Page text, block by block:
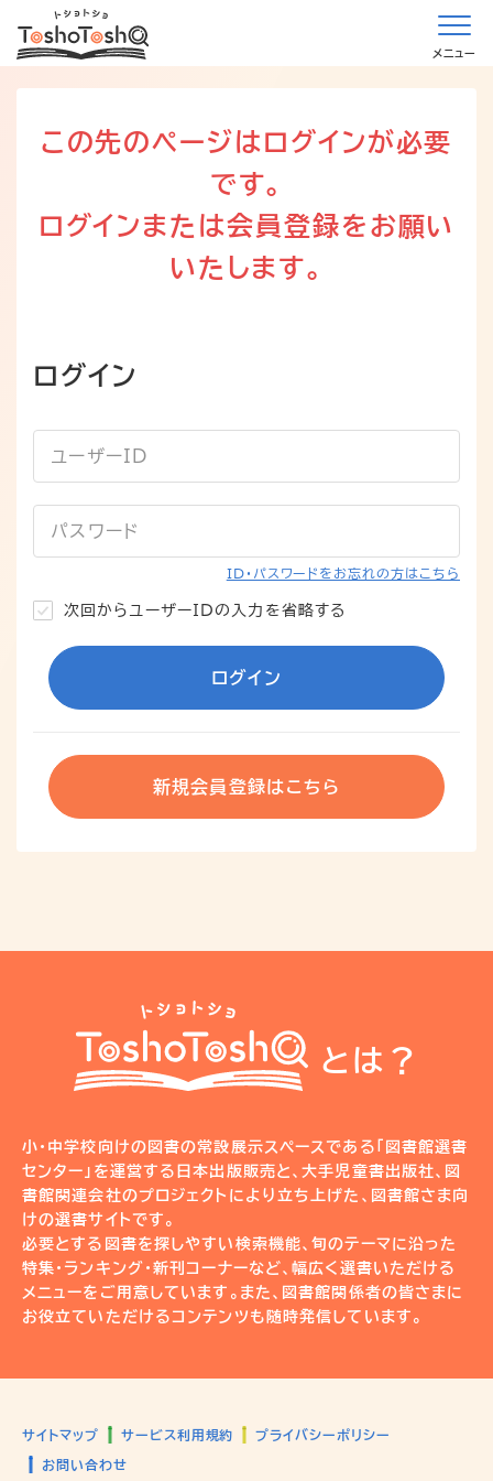
メニュー
この先のページはログインが必要
です。
ログインまたは会員登録をお願い
いたします。
ログイン
ID・パスワードをお忘れの方はこちら
次回からユーザーIDの入力を省略する
ログイン
新規会員登録はこちら
とは？
小・中学校向けの図書の常設展示スペースである「図書館選書
センター」を運営する日本出版販売と、大手児童書出版社、図
書館関連会社のプロジェクトにより立ち上げた、図書館さま向
けの選書サイトです。
必要とする図書を探しやすい検索機能、旬のテーマに沿った
特集・ランキング・新刊コーナーなど、幅広く選書いただける
メニューをご用意しています。また、図書館関係者の皆さまに
お役立ていただけるコンテンツも随時発信しています。
サイトマップ サービス利用規約 プライバシーポリシー
お問い合わせ